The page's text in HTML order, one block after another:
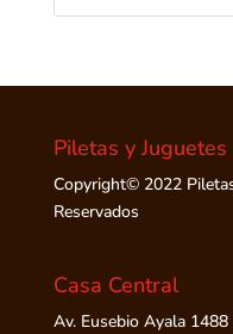
Piletas y Juguetes
Copyright© 2022
Reservados
Casa Central
Av. Eusebio Ayala